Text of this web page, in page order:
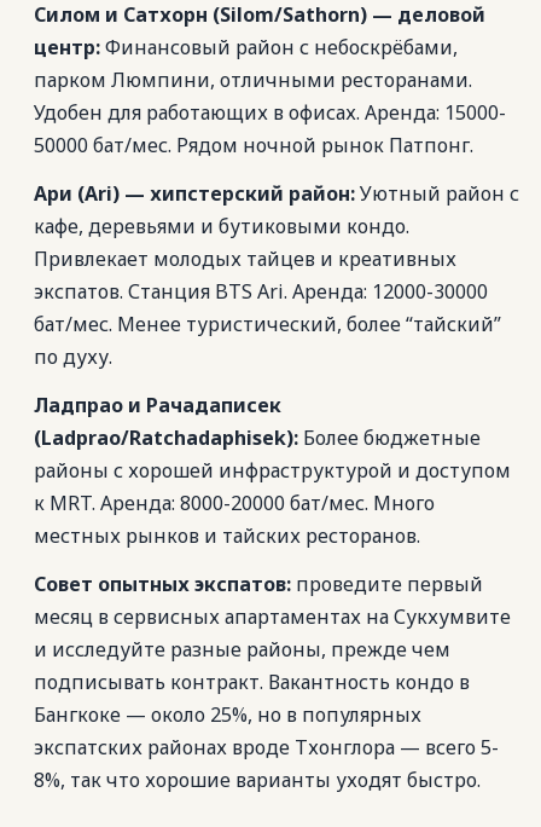
Силом и Сатхорн (Silom/Sathorn) — деловой
центр:Финансовый район с небоскрёбами,
парком Люмпини, отличными ресторанами.
Удобен для работающих в офисах. Аренда: 15000-
50000 бат/мес. Рядом ночной рынок Патпонг.
Ари (Ari) — хипстерский район:Уютный район с
кафе, деревьями и бутиковыми кондо.
Привлекает молодых тайцев и креативных
экспатов. Станция BTS Ari. Аренда: 12000-30000
бат/мес. Менее туристический, более “тайский”
по духу.
Ладпрао и Рачадаписек
(Ladprao/Ratchadaphisek): Более бюджетные
районы с хорошей инфраструктурой и доступом
к MRT. Аренда: 8000-20000 бат/мес. Много
местных рынков и тайских ресторанов.
Совет опытных экспатов: проведите первый
месяц в сервисных апартаментах на Сукхумвите
и исследуйте разные районы, прежде чем
подписывать контракт. Вакантность кондо в
Бангкоке — около 25%, но в популярных
экспатских районах вроде Тхонглора — всего 5-
8%, так что хорошие варианты уходят быстро.